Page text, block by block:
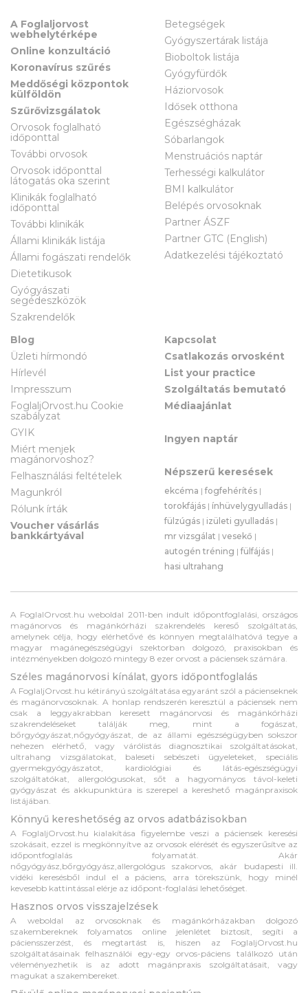
A Foglaljorvost
webhelytérképe
Online konzultáció
Koronavírus szűrés
Meddőségi központok
külföldön
Szűrővizsgálatok
Orvosok foglalható
időponttal
További orvosok
Orvosok időponttal
látogatás oka szerint
Klinikák foglalható
időponttal
További klinikák
Állami klinikák listája
Állami fogászati rendelők
Dietetikusok
Gyógyászati
segédeszközök
Szakrendelők
Betegségek
Gyógyszertárak listája
Bioboltok listája
Gyógyfürdők
Háziorvosok
Idősek otthona
Egészségházak
Sóbarlangok
Menstruációs naptár
Terhességi kalkulátor
BMI kalkulátor
Belépés orvosoknak
Partner ÁSZF
Partner GTC (English)
Adatkezelési tájékoztató
Blog
Üzleti hírmondó
Hírlevél
Impresszum
FoglaljOrvost.hu Cookie
szabályzat
GYIK
Miért menjek
magánorvoshoz?
Felhasználási feltételek
Magunkról
Rólunk írták
Voucher vásárlás
bankkártyával
Kapcsolat
Csatlakozás orvosként
List your practice
Szolgáltatás bemutató
Médiaajánlat
Ingyen naptár
Népszerű keresések
ekcéma |fogfehérítés |
torokfájás | ínhüvelygyulladás |
fülzúgás | izületi gyulladás |
mr vizsgálat | vesekő |
autogén tréning |fülfájás |
hasi ultrahang
A FoglalOrvost.hu weboldal 2011-ben indult időpontfoglalási, országos
magánorvos és magánkórházi szakrendelés kereső szolgáltatás,
amelynek célja, hogy elérhetővé és könnyen megtalálhatóvá tegye a
magyar magánegészségügyi szektorban dolgozó, praxisokban és
intézményekben dolgozó mintegy 8 ezer orvost a páciensek számára.
Széles magánorvosi kínálat, gyors időpontfoglalás
A FoglaljOrvost.hu kétirányú szolgáltatása egyaránt szól a pácienseknek
és magánorvosoknak. A honlap rendszerén keresztül a páciensek nem
csak a leggyakrabban keresett magánorvosi és magánkórházi
szakrendeléseket találják meg, mint a fogászat,
bőrgyógyászat,nőgyógyászat, de az állami egészségügyben sokszor
nehezen elérhető, vagy várólistás diagnosztikai szolgáltatásokat,
ultrahang vizsgálatokat, baleseti sebészeti ügyeleteket, speciális
gyermekgyógyászatot, kardiológiai és látás-egészségügyi
szolgáltatókat, allergológusokat, sőt a hagyományos távol-keleti
gyógyászat és akkupunktúra is szerepel a kereshető magánpraxisok
listájában.
Könnyű kereshetőség az orvos adatbázisokban
A FoglaljOrvost.hu kialakítása figyelembe veszi a páciensek keresési
szokásait, ezzel is megkönnyítve az orvosok elérését és egyszerűsítve az
időpontfoglalás folyamatát. Akár
nőgyógyász,bőrgyógyász,allergológus szakorvos, akár budapesti ill.
vidéki keresésből indul el a páciens, arra törekszünk, hogy minél
kevesebb kattintással elérje az időpont-foglalási lehetőséget.
Hasznos orvos visszajelzések
A weboldal az orvosoknak és magánkórházakban dolgozó
szakembereknek folyamatos online jelenlétet biztosít, segíti a
páciensszerzést, és megtartást is, hiszen az FoglaljOrvost.hu
szolgáltatásainak felhasználói egy-egy orvos-páciens találkozó után
véleményezhetik is az adott magánpraxis szolgáltatásait, vagy
magukat a szakembereket.